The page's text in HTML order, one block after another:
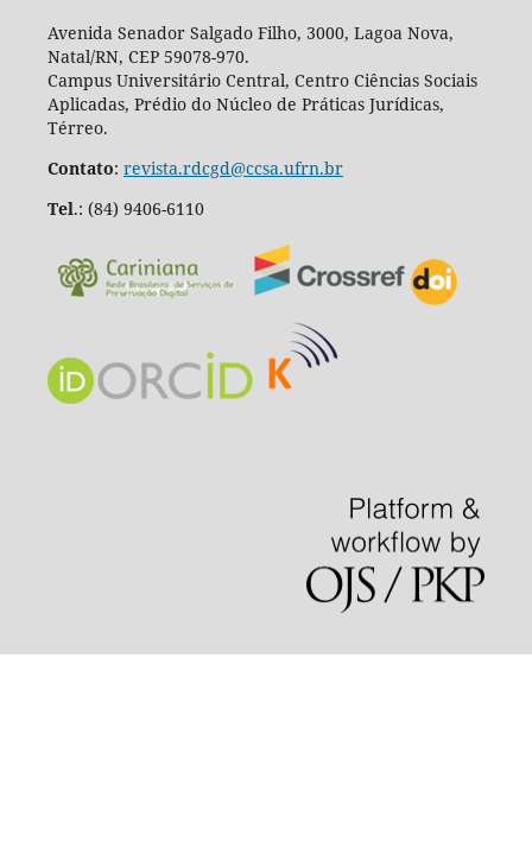
Avenida Senador Salgado Filho, 3000, Lagoa Nova,
Natal/RN, CEP 59078-970.
Campus Universitário Central, Centro Ciências Sociais
Aplicadas, Prédio do Núcleo de Práticas Jurídicas,
Térreo.
Contato: revista.rdcgd@ccsa.ufrn.br
Tel.: (84) 9406-6110